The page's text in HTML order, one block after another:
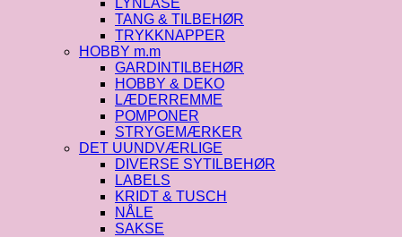
TANG & TILBEHØR
TRYKKNAPPER
HOBBY m.m
GARDINTILBEHØR
HOBBY & DEKO
LÆDERREMME
POMPONER
STRYGEMÆRKER
DET UUNDVÆRLIGE
DIVERSE SYTILBEHØR
LABELS
KRIDT & TUSCH
NÅLE
SAKSE